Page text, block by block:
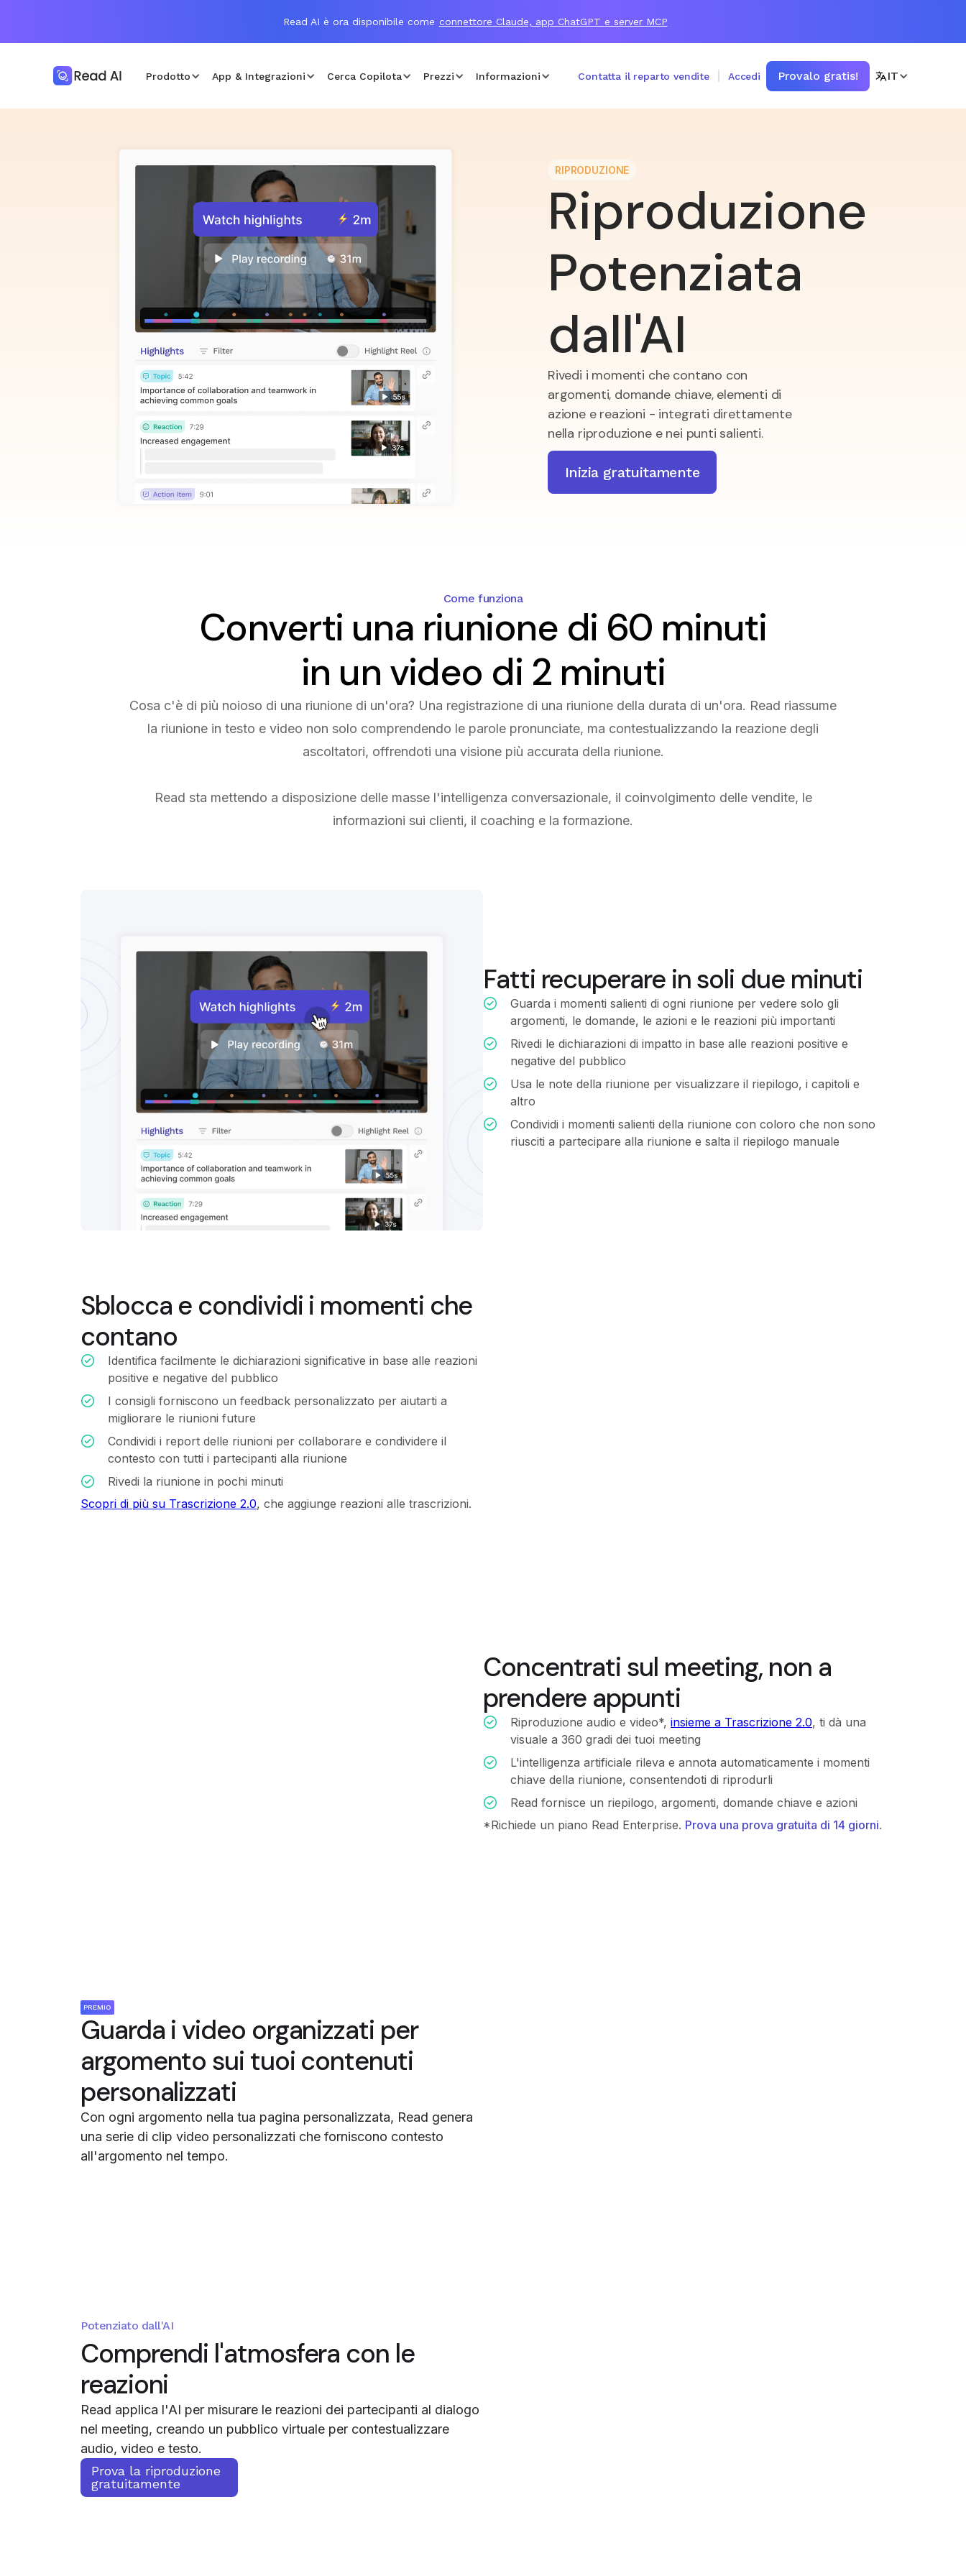
Read AI è ora disponibile come connettore Claude, app ChatGPT e server MCP
Prodotto App & Integrazioni Cerca Copilota Prezzi Informazioni Contatta il reparto vendite Accedi Provalo gratis! IT
RIPRODUZIONE
Riproduzione
Potenziata
dall'AI
Rivedi i momenti che contano con
argomenti, domande chiave, elementi di
azione e reazioni - integrati direttamente
nella riproduzione e nei punti salienti.
Inizia gratuitamente
Come funziona
Converti una riunione di 60 minuti
in un video di 2 minuti
Cosa c'è di più noioso di una riunione di un'ora? Una registrazione di una riunione della durata di un'ora. Read riassume
la riunione in testo e video non solo comprendendo le parole pronunciate, ma contestualizzando la reazione degli
ascoltatori, offrendoti una visione più accurata della riunione.
Read sta mettendo a disposizione delle masse l'intelligenza conversazionale, il coinvolgimento delle vendite, le
informazioni sui clienti, il coaching e la formazione.
Fatti recuperare in soli due minuti
Guarda i momenti salienti di ogni riunione per vedere solo gli
argomenti, le domande, le azioni e le reazioni più importanti
Rivedi le dichiarazioni di impatto in base alle reazioni positive e
negative del pubblico
Usa le note della riunione per visualizzare il riepilogo, i capitoli e
altro
Condividi i momenti salienti della riunione con coloro che non sono
riusciti a partecipare alla riunione e salta il riepilogo manuale
Sblocca e condividi i momenti che
contano
Identifica facilmente le dichiarazioni significative in base alle reazioni
positive e negative del pubblico
I consigli forniscono un feedback personalizzato per aiutarti a
migliorare le riunioni future
Condividi i report delle riunioni per collaborare e condividere il
contesto con tutti i partecipanti alla riunione
Rivedi la riunione in pochi minuti
Scopri di più su Trascrizione 2.0, che aggiunge reazioni alle trascrizioni.
Concentrati sul meeting, non a
prendere appunti
Riproduzione audio e video*, insieme a Trascrizione 2.0, ti dà una
visuale a 360 gradi dei tuoi meeting
L'intelligenza artificiale rileva e annota automaticamente i momenti
chiave della riunione, consentendoti di riprodurli
Read fornisce un riepilogo, argomenti, domande chiave e azioni
*Richiede un piano Read Enterprise. Prova una prova gratuita di 14 giorni.
PREMIO
Guarda i video organizzati per
argomento sui tuoi contenuti
personalizzati
Con ogni argomento nella tua pagina personalizzata, Read genera
una serie di clip video personalizzati che forniscono contesto
all'argomento nel tempo.
Potenziato dall'AI
Comprendi l'atmosfera con le
reazioni
Read applica l'AI per misurare le reazioni dei partecipanti al dialogo
nel meeting, creando un pubblico virtuale per contestualizzare
audio, video e testo.
Prova la riproduzione
gratuitamente